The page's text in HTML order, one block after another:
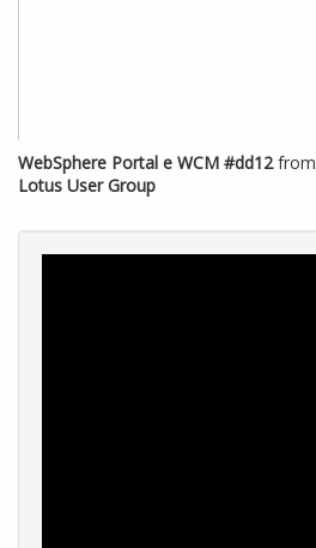
WebSphere Portal e WCM #dd12 from
Lotus User Group